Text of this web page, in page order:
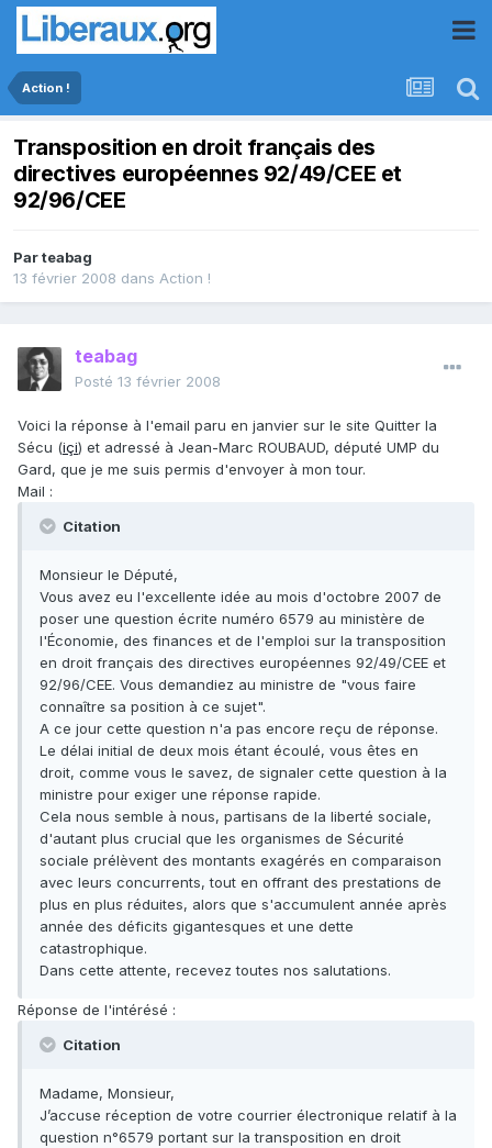
Action !
Transposition en droit français des
directives européennes 92/49/CEE et
92/96/CEE
Parteabag
13 février 2008 dans Action !
teabag
Posté 13 février 2008
Voici la réponse à l'email paru en janvier sur le site Quitter la
Sécu (içi) et adressé à Jean-Marc ROUBAUD, député UMP du
Gard, que je me suis permis d'envoyer à mon tour.
Mail :
Citation
Monsieur le Député,
Vous avez eu l'excellente idée au mois d'octobre 2007 de
poser une question écrite numéro 6579 au ministère de
l'Économie, des finances et de l'emploi sur la transposition
en droit français des directives européennes 92/49/CEE et
92/96/CEE. Vous demandiez au ministre de "vous faire
connaître sa position à ce sujet".
A ce jour cette question n'a pas encore reçu de réponse.
Le délai initial de deux mois étant écoulé, vous êtes en
droit, comme vous le savez, de signaler cette question à la
ministre pour exiger une réponse rapide.
Cela nous semble à nous, partisans de la liberté sociale,
d'autant plus crucial que les organismes de Sécurité
sociale prélèvent des montants exagérés en comparaison
avec leurs concurrents, tout en offrant des prestations de
plus en plus réduites, alors que s'accumulent année après
année des déficits gigantesques et une dette
catastrophique.
Dans cette attente, recevez toutes nos salutations.
Réponse de l'intérésé :
Citation
Madame, Monsieur,
J’accuse réception de votre courrier électronique relatif à la
question n°6579 portant sur la transposition en droit